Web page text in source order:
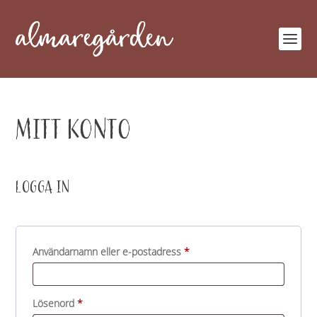
MITT KONTO
LOGGA IN
Användarnamn eller e-postadress*O
Lösenord*O